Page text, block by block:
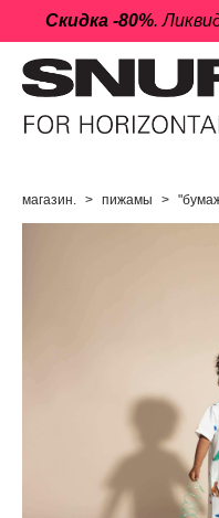
Скидка -80%.
магазин. > пижамы >